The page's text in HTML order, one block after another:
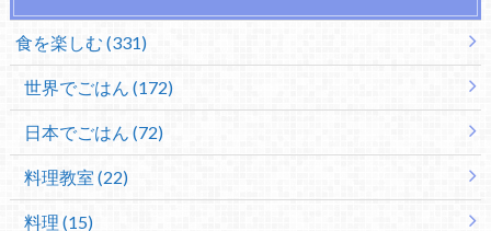
食を楽しむ (331)
世界でごはん (172)
日本でごはん (72)
料理教室 (22)
料理 (15)